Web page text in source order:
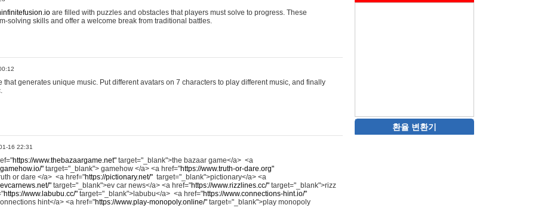
are filled with puzzles and obstacles that players must solve to progress. These
solving skills and offer a welcome break from traditional battles.
that generates unique music. Put different avatars on 7 characters to play different music, and finally
16 22:31
https://www.thebazaargame.net" target="_blank">the bazaar game</a> <a
" target="_blank"> gamehow </a> <a href="https://www.truth-or-dare.org"
or dare </a> <a href="https://pictionary.net/" target="_blank">pictionary</a> <a
" target="_blank">ev car news</a> <a href="https://www.rizzlines.cc/" target="_blank">rizz
https://www.labubu.cc/" target="_blank">labubu</a> <a href="https://www.connections-hint.io/"
hint</a> <a href="https://www.play-monopoly.online/" target="_blank">play monopoly
환율 변환기